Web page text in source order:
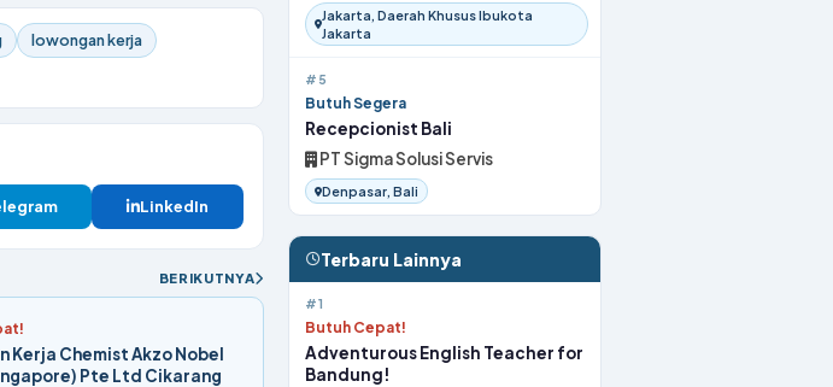
lowongan kerja
LinkedIn
BERIKUTNYA
Kerja Chemist Akzo Nobel
Pte Ltd Cikarang
Jakarta, Daerah Khusus Ibukota
Jakarta
#5
Butuh Segera
Recepcionist Bali
PT Sigma Solusi Servis
Denpasar, Bali
Terbaru Lainnya
#1
Butuh Cepat!
Adventurous English Teacher for
Bandung!